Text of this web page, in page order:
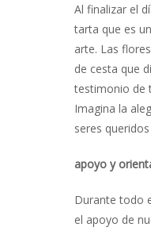
Al finalizar el
tarta que es
arte. Las
de cesta que
testimonio de
Imagina la
seres
apoyo y
Durante todo
el apoyo de